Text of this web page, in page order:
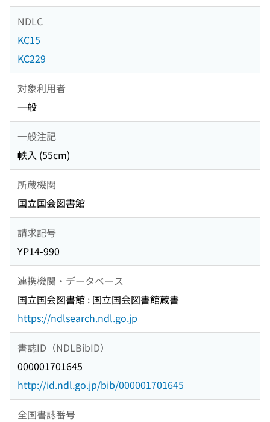
NDLC
KC15
KC229
対象利用者
一般
一般注記
帙入 (55cm)
所蔵機関
国立国会図書館
請求記号
YP14-990
連携機関・データベース
国立国会図書館 : 国立国会図書館蔵書
https://ndlsearch.ndl.go.jp
書誌ID（NDLBibID）
000001701645
http://id.ndl.go.jp/bib/000001701645
全国書誌番号